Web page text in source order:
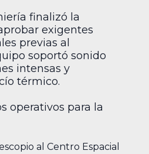
finalizó la
exigentes
previas al
soportó sonido
intensas y
térmico.
operativos para la
al Centro Espacial